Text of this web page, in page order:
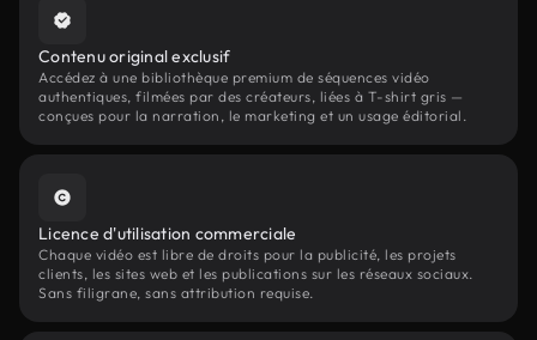
Contenu original exclusif
Accédez à une bibliothèque premium de séquences vidéo
authentiques, filmées par des créateurs, liées à T-shirt gris —
conçues pour la narration, le marketing et un usage éditorial.
Licence d'utilisation commerciale
Chaque vidéo est libre de droits pour la publicité, les projets
clients, les sites web et les publications sur les réseaux sociaux.
Sans filigrane, sans attribution requise.